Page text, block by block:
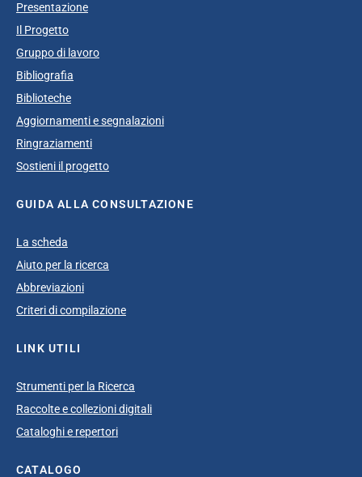
Presentazione
Il Progetto
Gruppo di lavoro
Bibliografia
Biblioteche
Aggiornamenti e segnalazioni
Ringraziamenti
Sostieni il progetto
GUIDA ALLA CONSULTAZIONE
La scheda
Aiuto per la ricerca
Abbreviazioni
Criteri di compilazione
LINK UTILI
Strumenti per la Ricerca
Raccolte e collezioni digitali
Cataloghi e repertori
CATALOGO